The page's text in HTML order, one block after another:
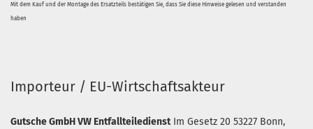
Mit dem Kauf und der Montage des Ersatzteils bestätigen Sie, dass Sie diese Hinweise gelesen und verstanden
haben
Importeur / EU-Wirtschaftsakteur
Gutsche GmbH VW Entfallteiledienst Im Gesetz 20 53227 Bonn,